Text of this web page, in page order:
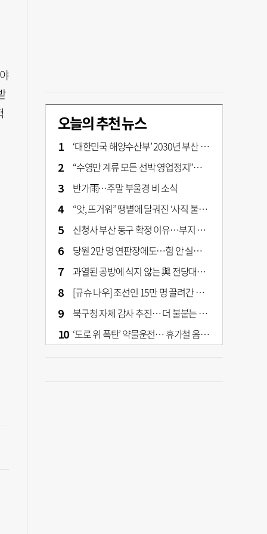
오늘의 추천 뉴스
‘대한민국 해양수산부’ 2030년 부산 북항시대 연다
“수영만 계류 모든 선박 영업정지”… 재개발 속도전
반가雨…주말 부울경 비 소식
“앗, 뜨거워” 땡볕에 달궈진 ‘사직 불가마’ 관중석 무려 70도
신청사 부산 동구 확정 이유…부지 용이성·접근성·집적 가능성이 운명 갈랐다 [해수부 북항 시대]
당원 2만 명 연판장에도…힘 안 실리는 ‘장동혁 사퇴’ 공세
과열된 공방에 식지 않는 與 전당대회… 호남·수도권 집중하는 후보들
[규슈 나우] 조선인 15만 명 끌려간 치쿠호 탄광… 대를 이은 진실 캐기
북구청 자체 감사 추진… 더 불붙는 북구 신청사 갈등
‘도로 위 폭탄’ 약물운전… 휴가철 음주와 병행 단속 [교통안전, 시민이 만든다]